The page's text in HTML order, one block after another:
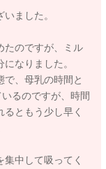
ました。
たのですが、ミル
なりました。
、母乳の時間と
るのですが、時間
ともう少し早く
中して吸ってく